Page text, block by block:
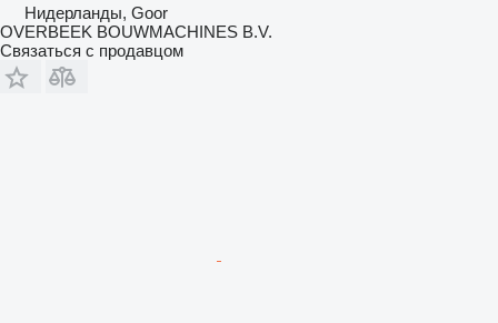
Нидерланды, Goor
OVERBEEK BOUWMACHINES B.V.
Связаться с продавцом